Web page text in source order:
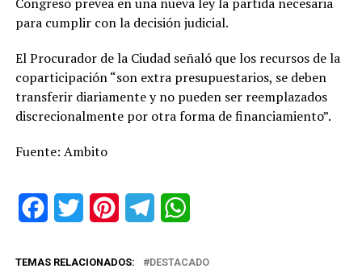
para cumplir con la decisión judicial.
El Procurador de la Ciudad señaló que los recursos de la
coparticipación “son extra presupuestarios, se deben
transferir diariamente y no pueden ser reemplazados
discrecionalmente por otra forma de financiamiento”.
Fuente: Ambito
FacebookTwitter PinterestTelegram
TEMAS RELACIONADOS: DESTACADO